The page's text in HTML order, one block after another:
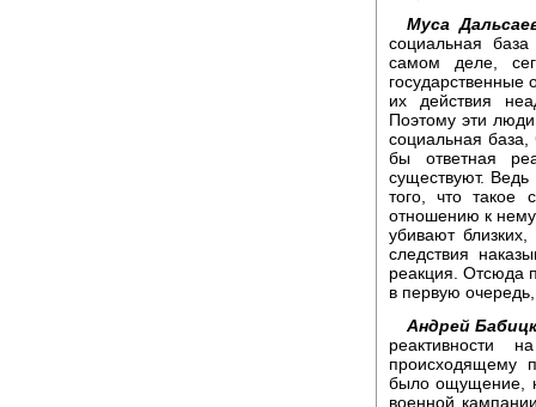
Муса
социальная
самом деле,
государственные
их действия
Поэтому эти
социальная база,
бы ответная
существуют. Ведь
того, что такое
отношению к
убивают
следствия
реакция. Отсюда
в первую
Андрей
происходящему
было ощущение,
военной